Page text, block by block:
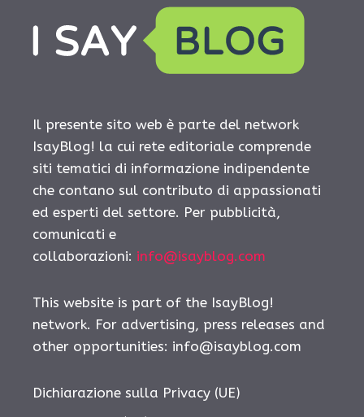
Il presente sito web è parte del network
IsayBlog! la cui rete editoriale comprende
siti tematici di informazione indipendente
che contano sul contributo di appassionati
ed esperti del settore. Per pubblicità,
comunicati e
collaborazioni: info@isayblog.com
This website is part of the IsayBlog!
network. For advertising, press releases and
other opportunities: info@isayblog.com
Dichiarazione sulla Privacy (UE)